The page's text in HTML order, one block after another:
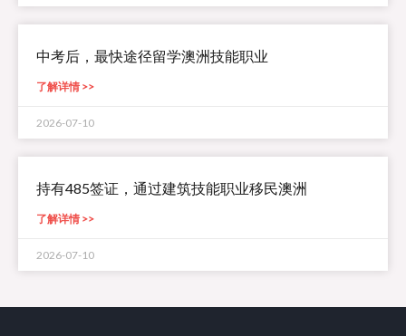
中考后，最快途径留学澳洲技能职业
了解详情 >>
2026-07-10
持有485签证，通过建筑技能职业移民澳洲
了解详情 >>
2026-07-10